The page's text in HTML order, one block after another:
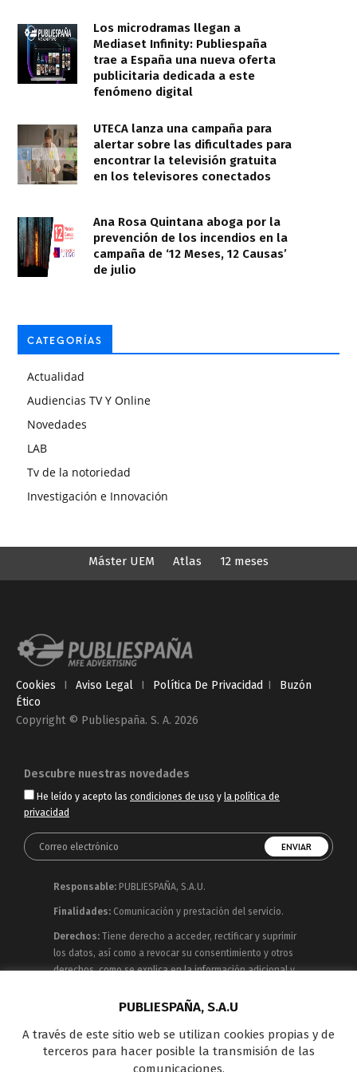
Los microdramas llegan a
Mediaset Infinity: Publiespaña
trae a España una nueva oferta
publicitaria dedicada a este
fenómeno digital
UTECA lanza una campaña para
alertar sobre las dificultades para
encontrar la televisión gratuita
en los televisores conectados
Ana Rosa Quintana aboga por la
prevención de los incendios en la
campaña de ‘12 Meses, 12 Causas’
de julio
CATEGORÍAS
Actualidad
Audiencias TV Y Online
Novedades
LAB
Tv de la notoriedad
Investigación e Innovación
Máster UEM Atlas 12 meses
Cookies I Aviso Legal I Política De Privacidad I
Buzón
Ético
Copyright © Publiespaña. S. A. 2026
Descubre nuestras novedades
He leído y acepto las condiciones de uso y la política de
privacidad
Responsable: PUBLIESPAÑA, S.A.U.
Finalidades: Comunicación y prestación del servicio.
Derechos: Tiene derecho a acceder, rectificar y suprimir
los datos, así como a revocar su consentimiento y otros
derechos, como se explica en la información adicional y
Publiespaña es empresa de Mediaset España
concesionaria del espacio publicitario de sus siete
canales en abierto: Telecinco, Cuatro, Factoría de Ficción,
PUBLIESPAÑA, S.A.U
A través de este sitio web se utilizan cookies propias y de
terceros para hacer posible la transmisión de las
comunicaciones,